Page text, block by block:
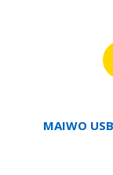
MAIWO